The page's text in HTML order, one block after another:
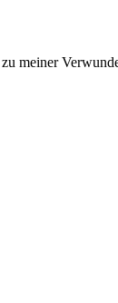
meiner